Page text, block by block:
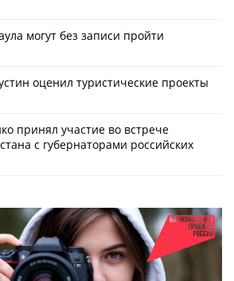
могут без записи пройти
оценил туристические проекты
принял участие во встрече
с губернаторами российских